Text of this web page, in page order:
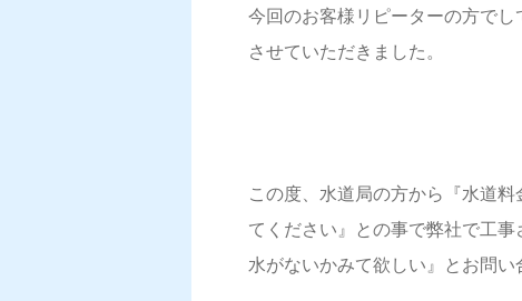
今回のお客様リピーターの方で
させていただきました。
この度、水道局の方から『水道
てください』との事で弊社で工
水がないかみて欲しい』とお問い